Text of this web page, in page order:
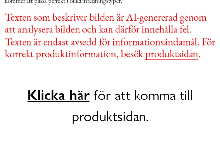
Klicka härför att komma till
produktsidan.